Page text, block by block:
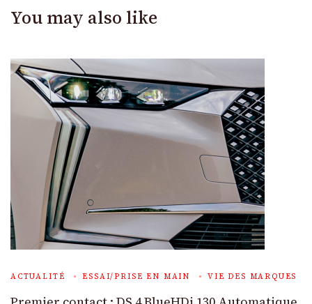
You may also like
ACTUALITÉ ESSAI/PRISE EN MAIN VIE DES MARQUES